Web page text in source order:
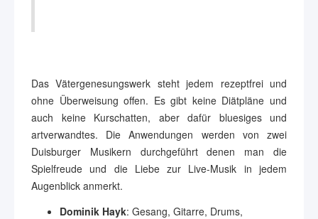
Das Vätergenesungswerk steht jedem rezeptfrei und
ohne Überweisung offen. Es gibt keine Diätpläne und
auch keine Kurschatten, aber dafür bluesiges und
artverwandtes. Die Anwendungen werden von zwei
Duisburger Musikern durchgeführt denen man die
Spielfreude und die Liebe zur Live-Musik in jedem
Augenblick anmerkt.
Dominik Hayk: Gesang, Gitarre, Drums,